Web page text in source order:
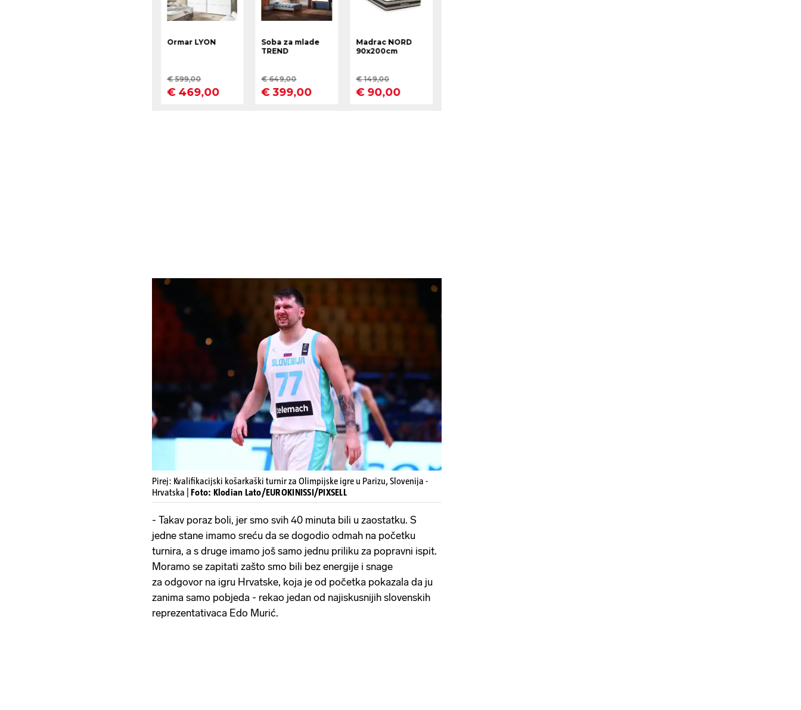
Pirej: Kvalifikacijski košarkaški turnir za Olimpijske igre u Parizu, Slovenija -
Hrvatska | Foto: Klodian Lato/EUROKINISSI/PIXSELL
- Takav poraz boli, jer smo svih 40 minuta bili u zaostatku. S
jedne stane imamo sreću da se dogodio odmah na početku
turnira, a s druge imamo još samo jednu priliku za popravni ispit.
Moramo se zapitati zašto smo bili bez energije i snage
za odgovor na igru Hrvatske, koja je od početka pokazala da ju
zanima samo pobjeda - rekao jedan od najiskusnijih slovenskih
reprezentativaca Edo Murić.